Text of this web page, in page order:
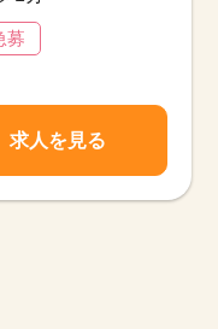
募
求人を見る